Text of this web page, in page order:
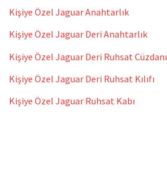
Kişiye Özel Jaguar Anahtarlık
Kişiye Özel Jaguar Deri Anahtarlık
Kişiye Özel Jaguar Deri Ruhsat Cüzdanı
Kişiye Özel Jaguar Deri Ruhsat Kılıfı
Kişiye Özel Jaguar Ruhsat Kabı